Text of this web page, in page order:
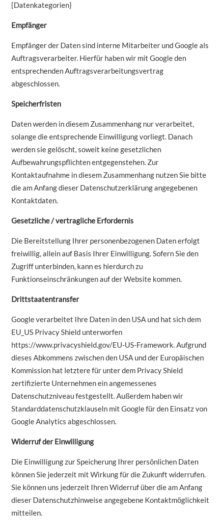
{Datenkategorien}
Empfänger
Empfänger der Daten sind interne Mitarbeiter und Google als
Auftragsverarbeiter. Hierfür haben wir mit Google den
entsprechenden Auftragsverarbeitungsvertrag
abgeschlossen.
Speicherfristen
Daten werden in diesem Zusammenhang nur verarbeitet,
solange die entsprechende Einwilligung vorliegt. Danach
werden sie gelöscht, soweit keine gesetzlichen
Aufbewahrungspflichten entgegenstehen. Zur
Kontaktaufnahme in diesem Zusammenhang nutzen Sie bitte
die am Anfang dieser Datenschutzerklärung angegebenen
Kontaktdaten.
Gesetzliche / vertragliche Erfordernis
Die Bereitstellung Ihrer personenbezogenen Daten erfolgt
freiwillig, allein auf Basis Ihrer Einwilligung. Sofern Sie den
Zugriff unterbinden, kann es hierdurch zu
Funktionseinschränkungen auf der Website kommen.
Drittstaatentransfer
Google verarbeitet Ihre Daten in den USA und hat sich dem
EU_US Privacy Shield unterworfen
https://www.privacyshield.gov/EU-US-Framework. Aufgrund
dieses Abkommens zwischen den USA und der Europäischen
Kommission hat letztere für unter dem Privacy Shield
zertifizierte Unternehmen ein angemessenes
Datenschutzniveau festgestellt. Außerdem haben wir
Standarddatenschutzklauseln mit Google für den Einsatz von
Google Analytics abgeschlossen.
Widerruf der Einwilligung
Die Einwilligung zur Speicherung Ihrer persönlichen Daten
können Sie jederzeit mit Wirkung für die Zukunft widerrufen.
Sie können uns jederzeit Ihren Widerruf über die am Anfang
dieser Datenschutzhinweise angegebene Kontaktmöglichkeit
mitteilen.